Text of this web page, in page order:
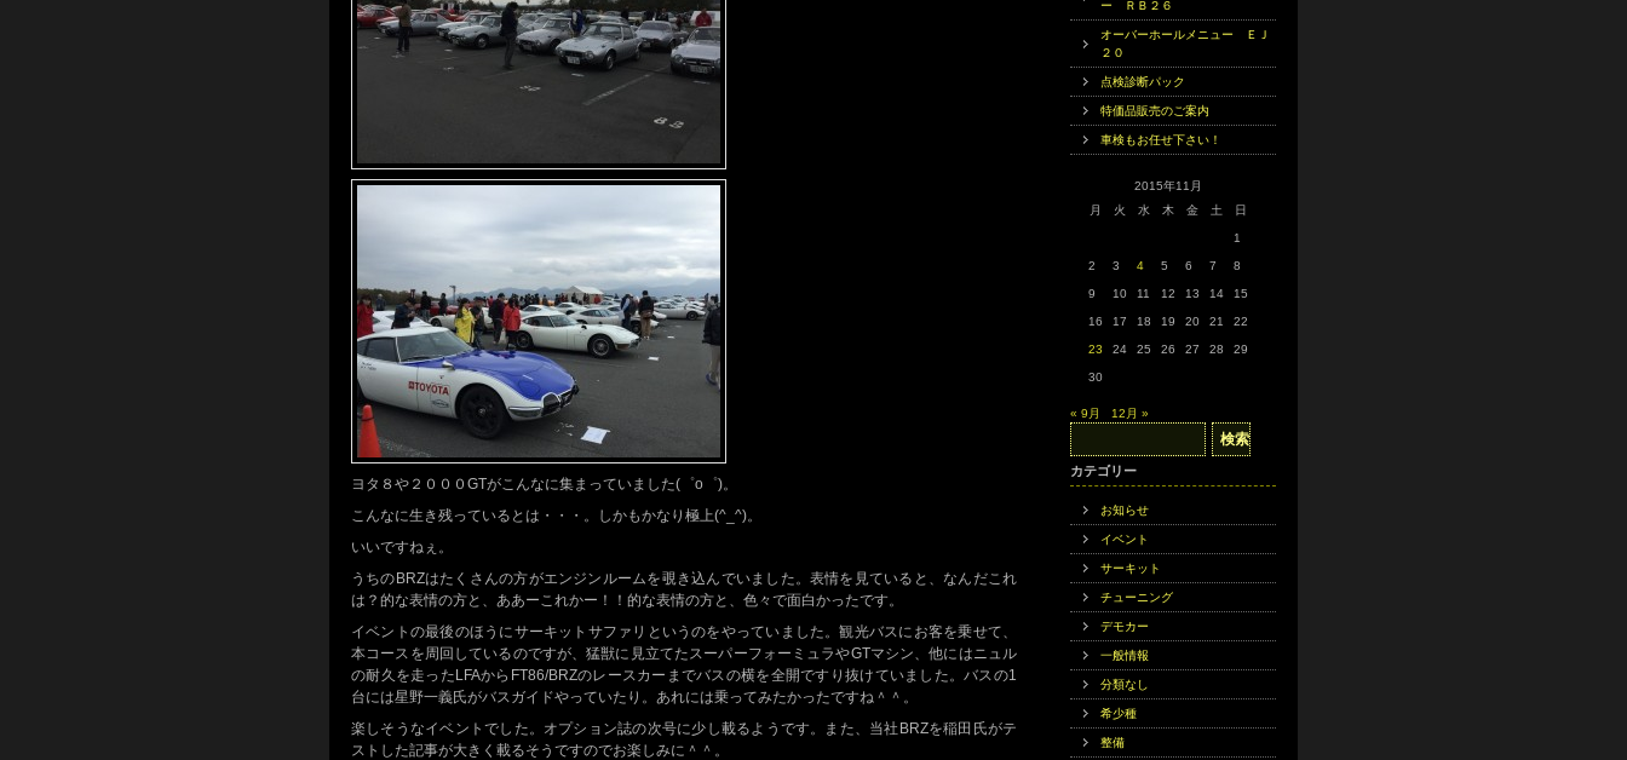
ヨタ８や２０００GTがこんなに集まっていました(゜o゜)。
こんなに生き残っているとは・・・。しかもかなり極上(^_^)。
いいですねぇ。
うちのBRZはたくさんの方がエンジンルームを覗き込んでいました。表情を見ていると、なんだこれ
は？的な表情の方と、ああーこれかー！！的な表情の方と、色々で面白かったです。
イベントの最後のほうにサーキットサファリというのをやっていました。観光バスにお客を乗せて、
本コースを周回しているのですが、猛獣に見立てたスーパーフォーミュラやGTマシン、他にはニュル
の耐久を走ったLFAからFT86/BRZのレースカーまでバスの横を全開ですり抜けていました。バスの1
台には星野一義氏がバスガイドやっていたり。あれには乗ってみたかったですね＾＾。
楽しそうなイベントでした。オプション誌の次号に少し載るようです。また、当社BRZを稲田氏がテ
ストした記事が大きく載るそうですのでお楽しみに＾＾。
ー ＲＢ２６
オーバーホールメニュー ＥＪ
２０
点検診断パック
特価品販売のご案内
車検もお任せ下さい！
2015年11月
月
火 水 木 金 土 日
1
2 3 4 5 6 7 8
9 10 11 12 13 14 15
16 17 18 19 20 21 22
23 24 25 26 27 28 29
30
« 9月
12月 »
検
索:
カテゴリー
お知らせ
イベント
サーキット
チューニング
デモカー
一般情報
分類なし
希少種
整備